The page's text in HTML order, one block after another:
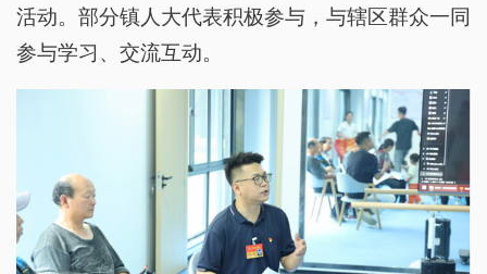
活动。部分镇人大代表积极参与，与辖区群众一同
参与学习、交流互动。